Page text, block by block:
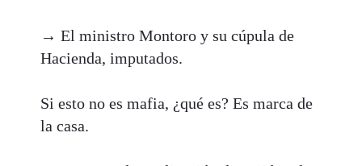
→ El ministro Montoro y su cúpula de
Hacienda, imputados.
Si esto no es mafia, ¿qué es? Es marca de
la casa.